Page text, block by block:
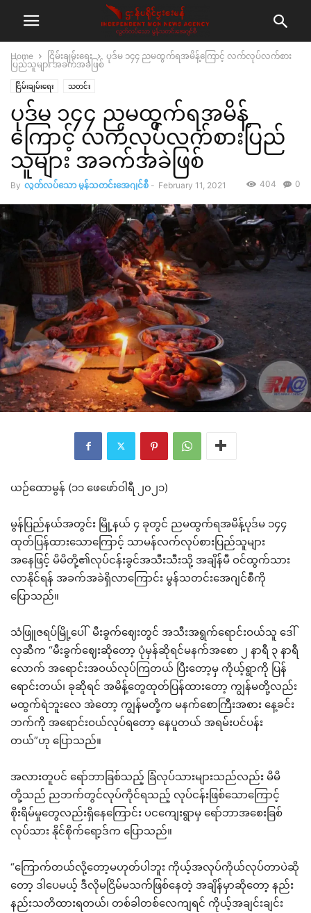
Home ငြိမ်းချမ်းရေး
ပုဒ်မ ၁၄၄ ညမထွက်ရအမိန့်ကြောင့် လက်လုပ်လက်စား
ပြည်သူများ အခက်အခဲဖြစ်
ငြိမ်းချမ်းရေး သတင်း
ပုဒ်မ ၁၄၄ ညမထွက်ရအမိန့်
ကြောင့် လက်လုပ်လက်စားပြည်
သူများ အခက်အခဲဖြစ်
By လွတ်လပ်သော မွန်သတင်းအေဂျင်စီ - February 11, 2021 0
404
ယဉ်ထောမွန် (၁၁ ဖေဖော်ဝါရီ ၂၀၂၁)
မွန်ပြည်နယ်အတွင်း မြို့နယ် ၄ ခုတွင် ညမထွက်ရအမိန့်ပုဒ်မ ၁၄၄
ထုတ်ပြန်ထားသောကြောင့် သာမန်လက်လုပ်စားပြည်သူများ
အနေဖြင့် မိမိတို့၏လုပ်ငန်းခွင်အသီးသီးသို့ အချိန်မီ ဝင်ထွက်သား
လာနိုင်ရန် အခက်အခဲရှိလာကြောင်း မွန်သတင်းအေဂျင်စီကို
ပြောသည်။
သံဖြူဇရပ်မြို့ပေါ် မီးခွက်ဈေးတွင် အသီးအရွက်ရောင်းဝယ်သူ ဒေါ်
လှဆီက “မီးခွက်ဈေးဆိုတော့ ပုံမှန်ဆိုရင်မနက်အစော ၂ နာရီ ၃ နာရီ
လောက် အရောင်းအဝယ်လုပ်ကြတယ် ပြီးတော့မှ ကိုယ့်ရွာကို ပြန်
ရောင်းတယ်၊ ခုဆိုရင် အမိန့်တွေထုတ်ပြန်ထားတော့ ကျွန်မတို့လည်း
မထွက်ရဲဘူးလေ အဲတော့ ကျွန်မတို့က မနက်စောကြီးအစား နေ့ခင်း
ဘက်ကို အရောင်းဝယ်လုပ်ရတော့ နေပူတယ် အရမ်းပင်ပန်း
တယ်”ဟု ပြောသည်။
အလားတူပင် ရော်ဘာခြစ်သည့် ခြံလုပ်သားများသည်လည်း မိမိ
တို့သည် ညဘက်တွင်လုပ်ကိုင်ရသည့် လုပ်ငန်းဖြစ်သောကြောင့်
စိုးရိမ်မှုတွေလည်းရှိနေကြောင်း ပငကျေးရွာမှ ရော်ဘာအစေးခြစ်
လုပ်သား နိုင်စိုက်ရော့ဒ်က ပြောသည်။
“ကြောက်တယ်လို့တော့မဟုတ်ပါဘူး ကိုယ့်အလုပ်ကိုယ်လုပ်တာပဲဆို
တော့ ဒါပေမယ့် ဒီလိုမငြိမ်မသက်ဖြစ်နေတဲ့ အချိန်မှာဆိုတော့ နည်း
နည်းသတိထားရတယ်၊ တစ်ခါတစ်လေကျရင် ကိုယ့်အချင်းချင်း